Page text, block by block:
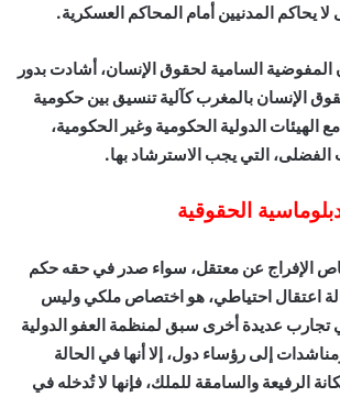
يحاكم المدنيين أمام المحاكم العسكرية.
المفوضية السامية لحقوق الإنسان، أشادت بدور
الإنسان بالمغرب كآلية تنسيق بين حكومية
الهيئات الدولية الحكومية وغير الحكومية،
الفضلى، التي يجب الاسترشاد بها.
الحقوقية
الإفراج عن معتقل، سواء صدر في حقه حكم
اعتقال احتياطي، هو اختصاص ملكي وليس
تجارب عديدة أخرى سبق لمنظمة العفو الدولية
إلى رؤساء دول، إلا أنها في الحالة
الرفيعة والسامقة للملك، فإنها لا تُدخله في